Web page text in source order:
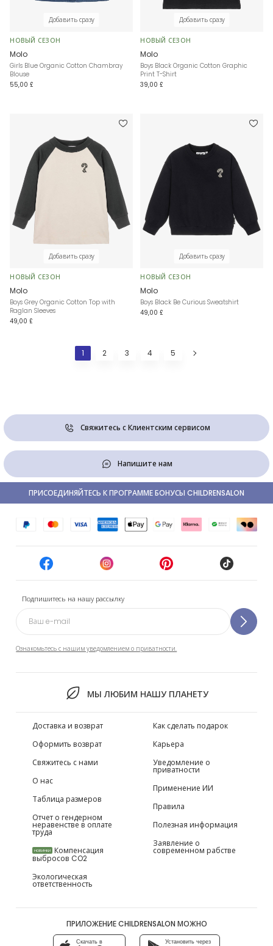
Добавить сразу
НОВЫЙ СЕЗОН
Molo
Girls Blue Organic Cotton Chambray
Blouse
55,00 £
Добавить сразу
НОВЫЙ СЕЗОН
Molo
Boys Black Organic Cotton Graphic
Print T-Shirt
39,00 £
Добавить сразу
НОВЫЙ СЕЗОН
Molo
Boys Grey Organic Cotton Top with
Raglan Sleeves
49,00 £
Добавить сразу
НОВЫЙ СЕЗОН
Molo
Boys Black Be Curious Sweatshirt
49,00 £
1 2 3 4 5
Свяжитесь с Клиентским сервисом
Напишите нам
Подпишитесь на нашу рассылку
Ознакомьтесь с нашим уведомлением о приватности.
МЫ ЛЮБИМ НАШУ ПЛАНЕТУ
ПРИСОЕДИНЯЙТЕСЬ К ПРОГРАММЕ БОНУСЫ CHILDRENSALON
Доставка и возврат
Оформить возврат
Свяжитесь с нами
О нас
Таблица размеров
Отчет о гендерном
неравенстве в оплате
труда
НОВИНКИ Компенсация
выбросов CO2
Экологическая
ответственность
Как сделать подарок
Карьера
Уведомление о
приватности
Применение ИИ
Правила
Полезная информация
Заявление о
современном рабстве
ПРИЛОЖЕНИЕ CHILDRENSALON МОЖНО
Скачать в Установить через